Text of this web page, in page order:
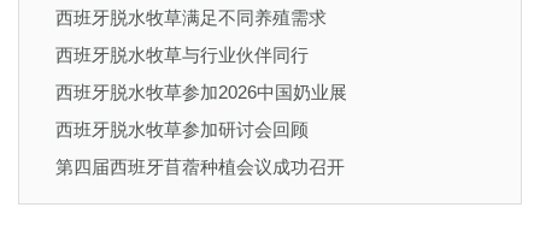
西班牙脱水牧草满足不同养殖需求
西班牙脱水牧草与行业伙伴同行
西班牙脱水牧草参加2026中国奶业展
西班牙脱水牧草参加研讨会回顾
第四届西班牙苜蓿种植会议成功召开